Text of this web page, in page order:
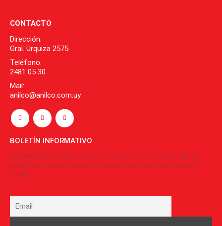
CONTACTO
Dirección:
Gral. Urquiza 2575
Teléfono:
2481 05 30
Mail:
anilco@anilco.com.uy
BOLETÍN INFORMATIVO
Obtenga toda la información más reciente sobre novedades en
productos, noticias, eventos y cursos. Regístrese para recibir el
boletín.